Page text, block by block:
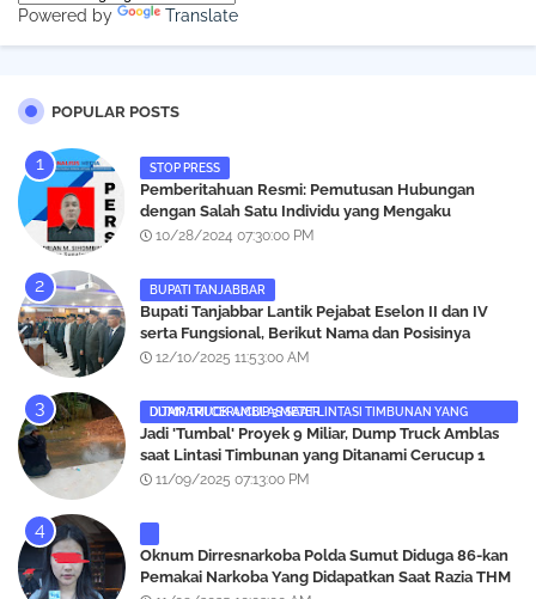
Powered by Translate
POPULAR POSTS
STOP PRESS
Pemberitahuan Resmi: Pemutusan Hubungan
dengan Salah Satu Individu yang Mengaku
Wartawan Analisismedia.com
10/28/2024 07:30:00 PM
BUPATI TANJABBAR
‎Bupati Tanjabbar Lantik Pejabat Eselon II dan IV
serta Fungsional, Berikut Nama dan Posisinya
12/10/2025 11:53:00 AM
DUMP TRUCK AMBLAS SAAT LINTASI TIMBUNAN YANG DITANAMI CERUCUP 3 METER
‎Jadi 'Tumbal' Proyek 9 Miliar, Dump Truck Amblas
saat Lintasi Timbunan yang Ditanami Cerucup 1
Meter
11/09/2025 07:13:00 PM
Oknum Dirresnarkoba Polda Sumut Diduga 86-kan
Pemakai Narkoba Yang Didapatkan Saat Razia THM